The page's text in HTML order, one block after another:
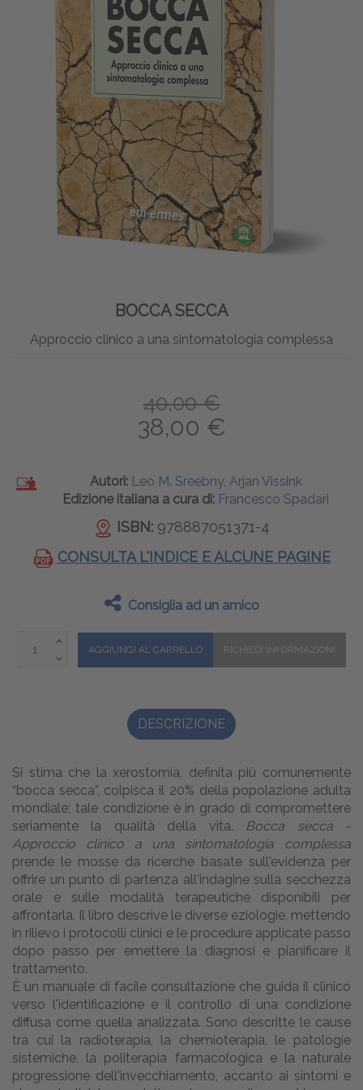
BOCCA SECCA
Approccio clinico a una sintomatologia complessa
40,00 €
38,00 €
Autori: Leo M. Sreebny, Arjan Vissink
Edizione italiana a cura di: Francesco Spadari
ISBN: 978887051371-4
CONSULTA L'INDICE E ALCUNE PAGINE
Consiglia ad un amico
DESCRIZIONE
Si stima che la xerostomia, definita più comunemente
“bocca secca”, colpisca il 20% della popolazione adulta
mondiale; tale condizione è in grado di compromettere
seriamente la qualità della vita. Bocca secca -
Approccio clinico a una sintomatologia complessa
prende le mosse da ricerche basate sull'evidenza per
offrire un punto di partenza all'indagine sulla secchezza
orale e sulle modalità terapeutiche disponibili per
affrontarla. Il libro descrive le diverse eziologie, mettendo
in rilievo i protocolli clinici e le procedure applicate passo
dopo passo per emettere la diagnosi e pianificare il
trattamento.
È un manuale di facile consultazione che guida il clinico
verso l'identificazione e il controllo di una condizione
diffusa come quella analizzata. Sono descritte le cause
tra cui la radioterapia, la chemioterapia, le patologie
sistemiche, la politerapia farmacologica e la naturale
progressione dell'invecchiamento, accanto ai sintomi e